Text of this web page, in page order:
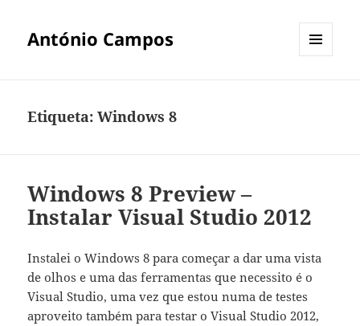
António Campos
Etiqueta:Windows 8
Windows 8 Preview –
Instalar Visual Studio 2012
Instalei o Windows 8 para começar a dar uma vista
de olhos e uma das ferramentas que necessito é o
Visual Studio, uma vez que estou numa de testes
aproveito também para testar o Visual Studio 2012,